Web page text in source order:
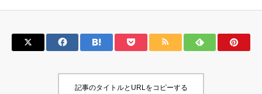
記事のタイトルとURLをコピーする
ログイン
運営会社